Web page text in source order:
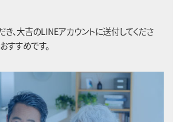
、大吉のLINEアカウントに送付してくださ
すすめです。